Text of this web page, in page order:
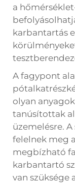
a
karbantartás
A fagypont
olyan
tanúsítottak
üzemelésre.
felelnek meg
megbízható
karbantartó
van szüksége